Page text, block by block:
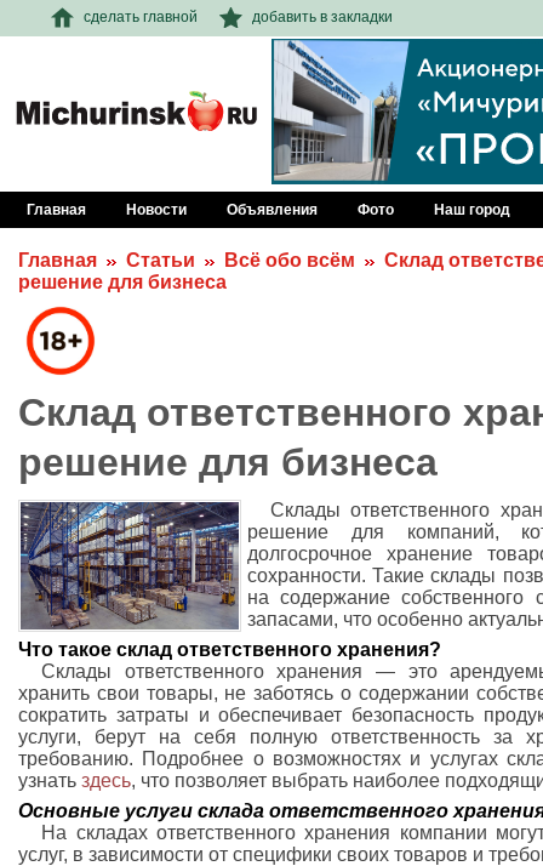
сделать главной добавить в закладки
Главная Новости Объявления Фото Наш город
Главная Статьи Всё обо всём
Склад
решение для бизнеса
Склад ответственного
решение для бизнеса
Склады ответственного
решение для компаний,
долгосрочное хранение
сохранности. Такие склады
на содержание собственного
запасами, что особенно
Что такое склад ответственного хранения?
Склады ответственного хранения — это
хранить свои товары, не заботясь о содержании
сократить затраты и обеспечивает безопасность
услуги, берут на себя полную ответственность за
требованию. Подробнее о возможностях и услугах
узнать здесь, что позволяет выбрать наиболее
Основные услуги склада ответственного
На складах ответственного хранения компании
услуг, в зависимости от специфики своих товаров и